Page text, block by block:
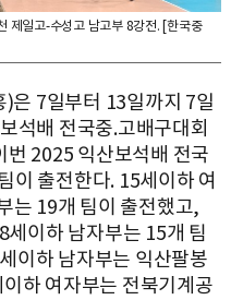
제일고-수성고 남고부 8강전. [한국중
은 7일부터 13일까지 7일
석배 전국중.고배구대회
번 2025 익산보석배 전국
이 출전한다. 15세이하 여
는 19개 팀이 출전했고,
이하 남자부는 15개 팀
이하 남자부는 익산팔봉
하 여자부는 전북기계공